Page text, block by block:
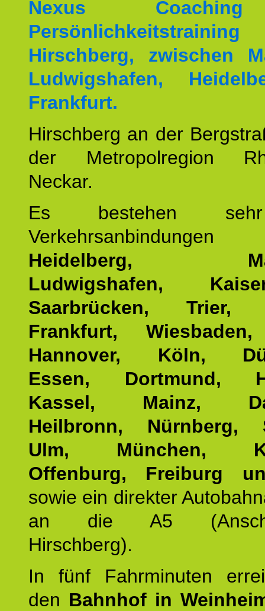
Nexus
Hirschberg, zwischen
Ludwigshafen,
Frankfurt.
Hirschberg an der
der Metropolregion
Neckar.
Es bestehen
Heidelberg,
Ludwigshafen,
Saarbrücken, Trier,
Frankfurt,
Hannover, Köln,
Essen, Dortmund,
Kassel, Mainz,
Heilbronn, Nürnberg,
Ulm, München,
Offenburg, Freiburg
sowie ein direkter
an die A5
Hirschberg).
In fünf Fahrminuten
den Bahnhof in